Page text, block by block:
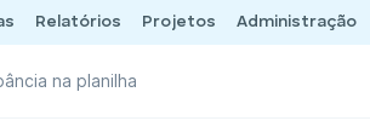
Relatórios Projetos Administração
na planilha